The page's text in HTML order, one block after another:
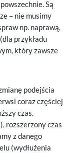
Są
– nie musimy
np. naprawą,
przykładu
który zawsze
podejścia
coraz częściej
czas.
rozszerzony czas
z danego
(wydłużenia